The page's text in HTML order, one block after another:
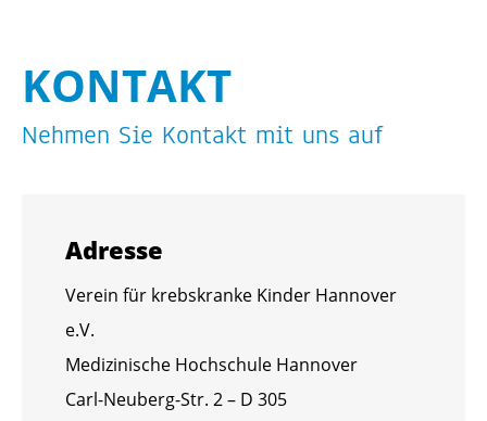
KON­TAKT
Neh­men Sie Kon­takt mit uns auf
Adres­se
Ver­ein für krebs­kran­ke Kin­der Han­no­ver
e.V.
Me­di­zi­ni­sche Hoch­schu­le Han­no­ver
Carl-Neu­berg-Str. 2 – D 305